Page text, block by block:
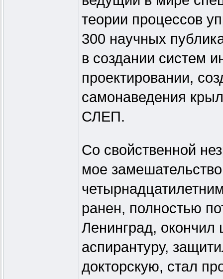
теории процессов
300 научных
в создании систем
проектировании,
самонаведения
СЛЕП.
Со свойственной
мое
ранен, полностью
Ленинград, окончил
аспирантуру,
докторскую, стал